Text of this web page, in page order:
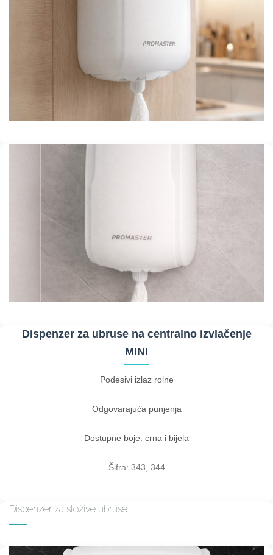
Dispenzer za ubruse na centralno izvlačenje
MINI
Podesivi izlaz rolne
Odgovarajuća punjenja
Dostupne boje: crna i bijela
Šifra: 343, 344
Dispenzer za složive ubruse